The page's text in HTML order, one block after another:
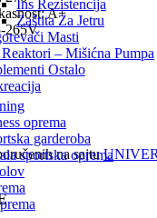
Ins Rezistencija
Zaštita Za Jetru
Masti
– Mišićna Pumpa
Ostalo
oprema
garderoba
sportska oprema
A+
265V
na sajtu